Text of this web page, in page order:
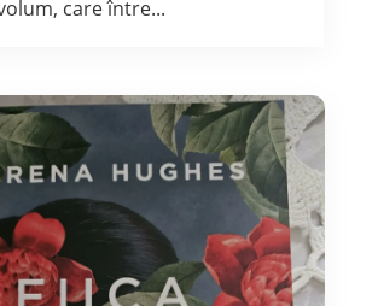
care între...